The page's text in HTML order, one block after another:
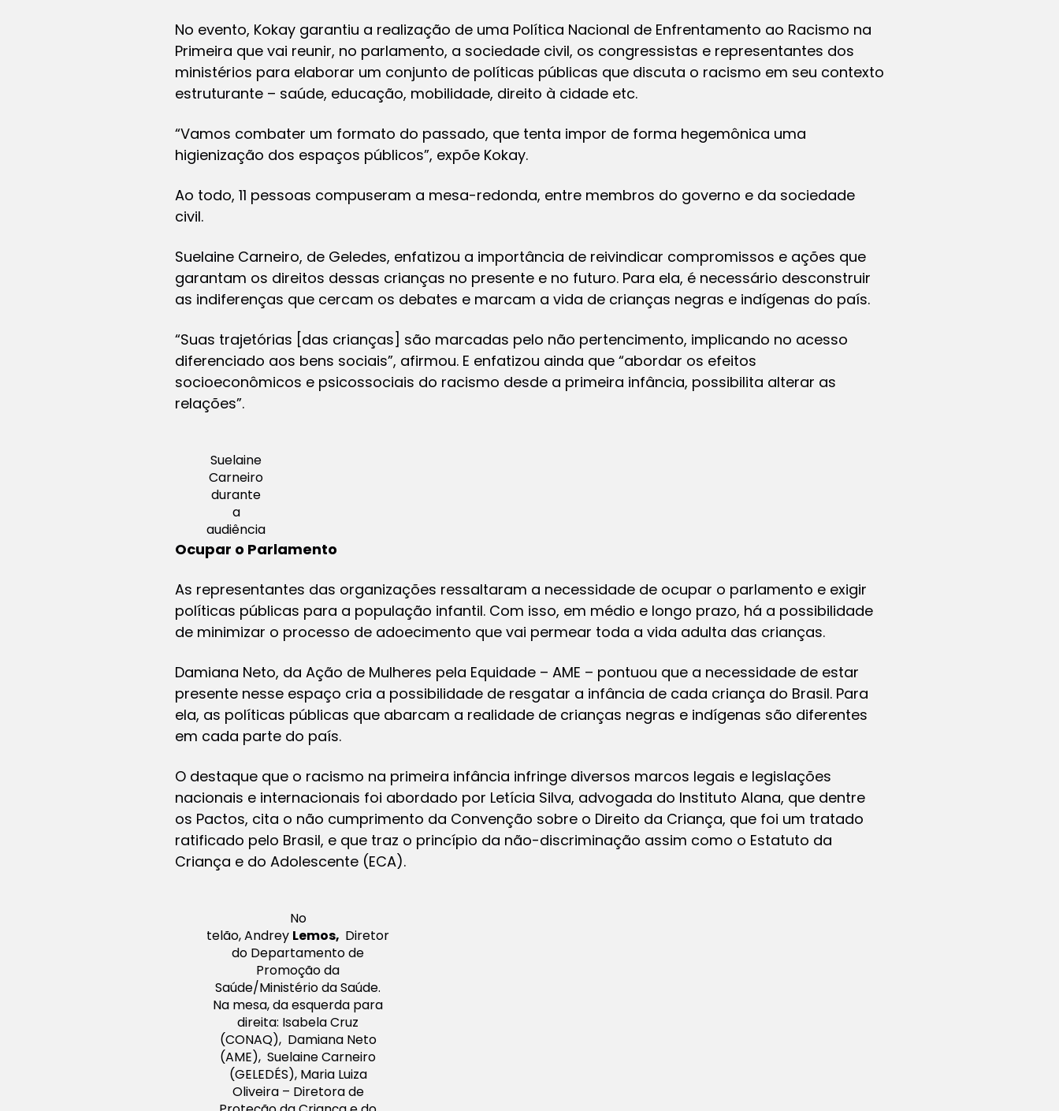
No evento, Kokay garantiu a realização de uma Política Nacional de Enfrentamento ao Racismo na
Primeira que vai reunir, no parlamento, a sociedade civil, os congressistas e representantes dos
ministérios para elaborar um conjunto de políticas públicas que discuta o racismo em seu contexto
estruturante – saúde, educação, mobilidade, direito à cidade etc.
“Vamos combater um formato do passado, que tenta impor de forma hegemônica uma
higienização dos espaços públicos”, expõe Kokay.
Ao todo, 11 pessoas compuseram a mesa-redonda, entre membros do governo e da sociedade
civil.
Suelaine Carneiro, de Geledes, enfatizou a importância de reivindicar compromissos e ações que
garantam os direitos dessas crianças no presente e no futuro. Para ela, é necessário desconstruir
as indiferenças que cercam os debates e marcam a vida de crianças negras e indígenas do país.
“Suas trajetórias [das crianças] são marcadas pelo não pertencimento, implicando no acesso
diferenciado aos bens sociais”, afirmou. E enfatizou ainda que “abordar os efeitos
socioeconômicos e psicossociais do racismo desde a primeira infância, possibilita alterar as
relações”.
Suelaine
Carneiro
durante
a
audiência
Ocupar o Parlamento
As representantes das organizações ressaltaram a necessidade de ocupar o parlamento e exigir
políticas públicas para a população infantil. Com isso, em médio e longo prazo, há a possibilidade
de minimizar o processo de adoecimento que vai permear toda a vida adulta das crianças.
Damiana Neto, da Ação de Mulheres pela Equidade – AME – pontuou que a necessidade de estar
presente nesse espaço cria a possibilidade de resgatar a infância de cada criança do Brasil. Para
ela, as políticas públicas que abarcam a realidade de crianças negras e indígenas são diferentes
em cada parte do país.
O destaque que o racismo na primeira infância infringe diversos marcos legais e legislações
nacionais e internacionais foi abordado por Letícia Silva, advogada do Instituto Alana, que dentre
os Pactos, cita o não cumprimento da Convenção sobre o Direito da Criança, que foi um tratado
ratificado pelo Brasil, e que traz o princípio da não-discriminação assim como o Estatuto da
Criança e do Adolescente (ECA).
No
telão, Andrey Lemos, Diretor
do Departamento de
Promoção da
Saúde/Ministério da Saúde.
Na mesa, da esquerda para
direita: Isabela Cruz
(CONAQ), Damiana Neto
(AME), Suelaine Carneiro
(GELEDÉS), Maria Luiza
Oliveira – Diretora de